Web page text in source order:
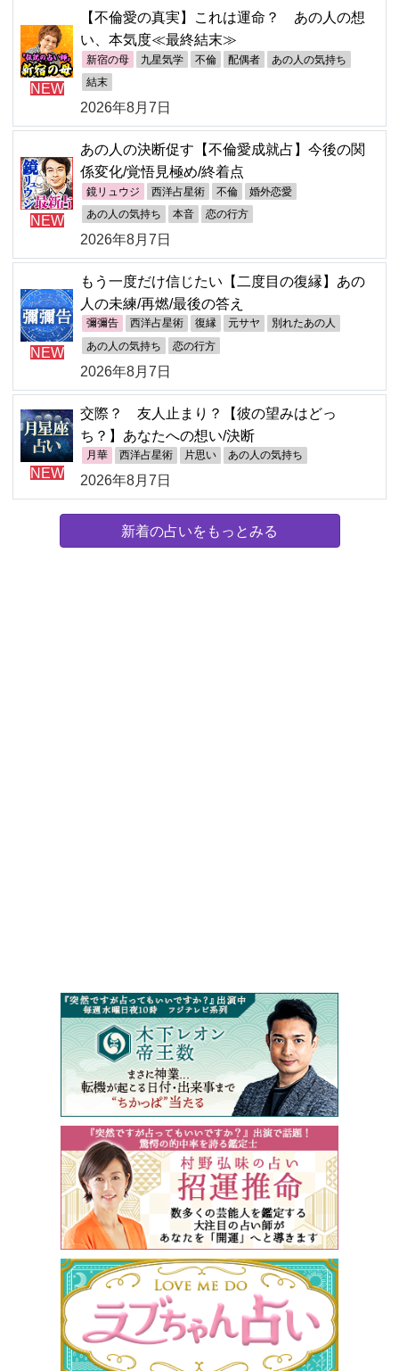
NEW
【不倫愛の真実】これは運命？ あの人の想
い、本気度≪最終結末≫
新宿の母 九星気学 不倫 配偶者 あの人の気持ち
結末
2026年8月7日
NEW
あの人の決断促す【不倫愛成就占】今後の関
係変化/覚悟見極め/終着点
鏡リュウジ 西洋占星術 不倫 婚外恋愛
あの人の気持ち 本音 恋の行方
2026年8月7日
NEW
もう一度だけ信じたい【二度目の復縁】あの
人の未練/再燃/最後の答え
彌彌告 西洋占星術 復縁 元サヤ 別れたあの人
あの人の気持ち 恋の行方
2026年8月7日
NEW
交際？ 友人止まり？【彼の望みはどっ
ち？】あなたへの想い/決断
月華 西洋占星術 片思い あの人の気持ち
2026年8月7日
新着の占いをもっとみる